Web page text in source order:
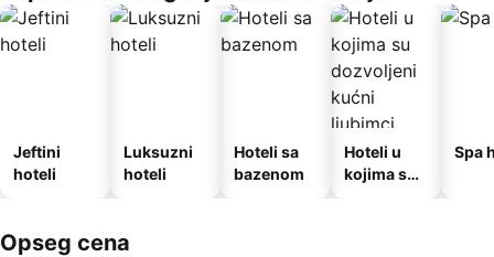
Jeftini
hoteli
Luksuzni
hoteli
Hoteli sa
bazenom
Hoteli u
kojima su
Spa
Opseg cena